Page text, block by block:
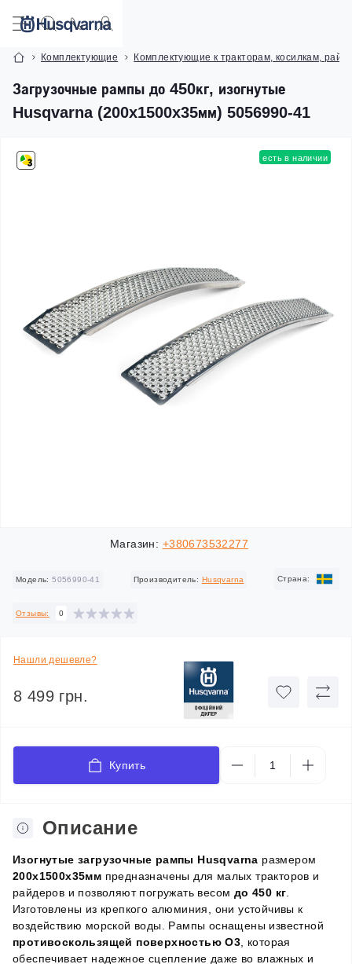
Комплектующие Комплектующие к тракторам, косилкам,
Загрузочные рампы до 450кг, изогнутые
Husqvarna (200x1500x35мм) 5056990-41
есть в наличии
Магазин: +380673532277
Модель: 5056990-41 Производитель: Husqvarna Cтрана:
Отзывы: 0
Нашли дешевле?
8 499 грн.
Купить
Описание
Изогнутые загрузочные рампы Husqvarna размером
200x1500x35мм предназначены для малых тракторов и
райдеров и позволяют погружать весом до 450 кг
Изготовлены из крепкого алюминия, они устойчивы к
воздействию морской воды. Рампы оснащены известной
противоскользящей поверхностью O3 , которая
обеспечивает надежное сцепление даже во влажных и